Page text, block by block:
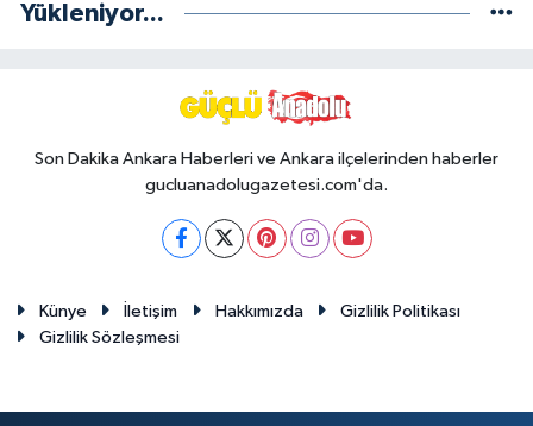
Yükleniyor...
Son Dakika Ankara Haberleri ve Ankara ilçelerinden haberler
gucluanadolugazetesi.com'da.
Künye İletişim Hakkımızda
Gizlilik Politikası
Gizlilik Sözleşmesi